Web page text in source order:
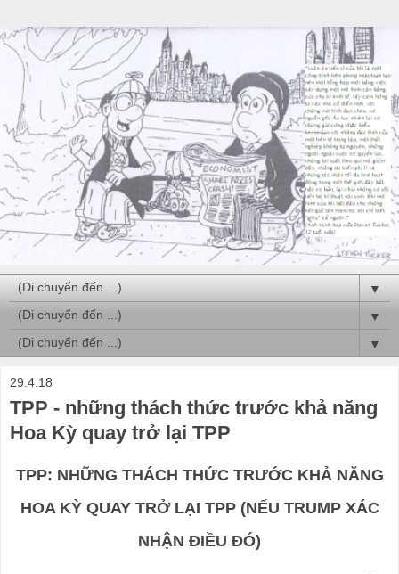
▼
▼
▼
29.4.18
TPP - những thách thức trước khả năng
Hoa Kỳ quay trở lại TPP
TPP: NHỮNG THÁCH THỨC TRƯỚC KHẢ NĂNG
HOA KỲ QUAY TRỞ LẠI TPP (NẾU TRUMP XÁC
NHẬN ĐIỀU ĐÓ)